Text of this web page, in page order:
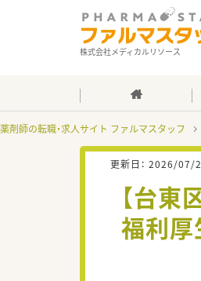
株式会社メディカルリソース
薬剤師の転職・求人サイト ファルマスタッフ
更新日： 2026/07/
【台
福利